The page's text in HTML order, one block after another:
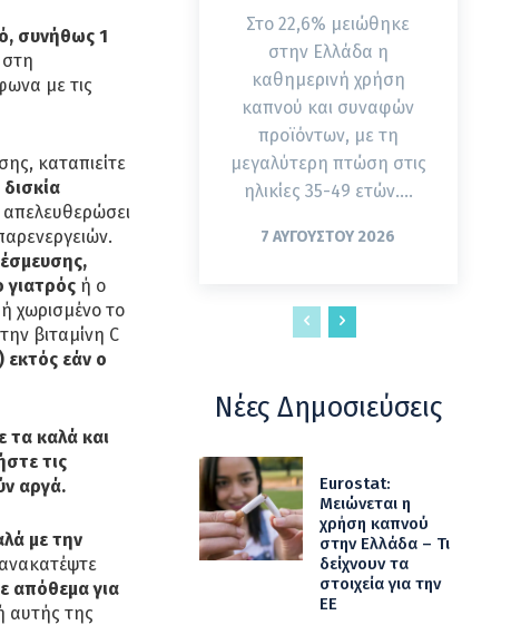
συνήθως 1
στη
με τις
καταπιείτε
απελευθερώσει
γιατρός ή ο
χωρισμένο το
βιταμίνη C
εκτός εάν ο
τα καλά και
τις
αργά.
με την
απόθεμα για
αυτής της
Στο 22,6% μειώθηκε
στην Ελλάδα η
καθημερινή χρήση
καπνού και συναφών
προϊόντων, με τη
μεγαλύτερη πτώση στις
ηλικίες 35-49 ετών....
7 ΑΥΓΟΎΣΤΟΥ 2026
Νέες Δημοσιεύσεις
Eurostat:
Μειώνεται η
χρήση καπνού
στην Ελλάδα – Τι
δείχνουν τα
στοιχεία για την
ΕΕ